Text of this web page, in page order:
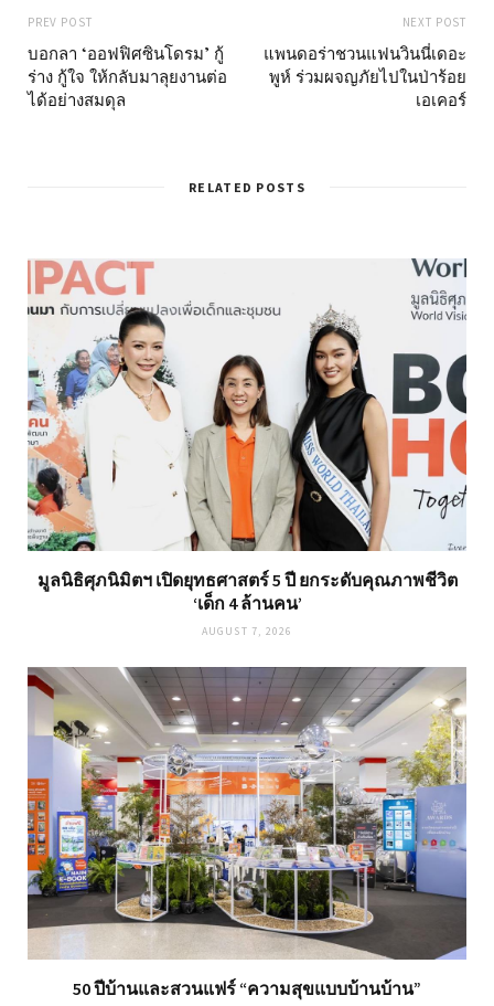
PREV POST
บอกลา ‘ออฟฟิศซินโดรม’ กู้
ร่าง กู้ใจ ให้กลับมาลุยงานต่อ
ได้อย่างสมดุล
NEXT POST
แพนดอร่าชวนแฟนวินนี่เดอะ
พูห์ ร่วมผจญภัยไปในป่าร้อย
เอเคอร์
RELATED POSTS
มูลนิธิศุภนิมิตฯ เปิดยุทธศาสตร์ 5 ปี ยกระดับคุณภาพชีวิต
‘เด็ก 4 ล้านคน’
AUGUST 7, 2026
50 ปีบ้านและสวนแฟร์ “ความสุขแบบบ้านบ้าน”